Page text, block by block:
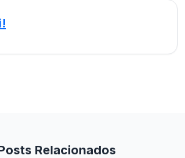
Relacionados